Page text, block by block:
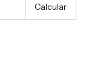
Calcular